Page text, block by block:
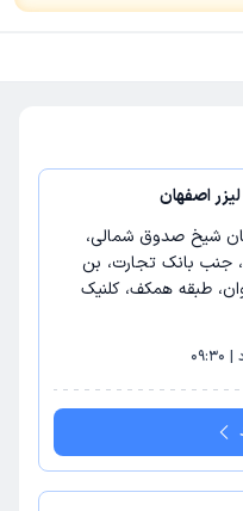
اصفهان
شیخ صدوق شمالی،
بانک تجارت، بن
طبقه همکف، کلنیک